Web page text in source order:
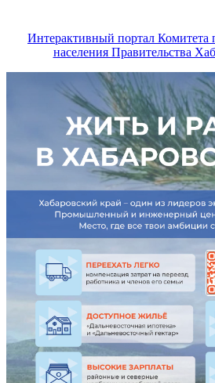
Интерактивный портал Комитета
населения Правительства